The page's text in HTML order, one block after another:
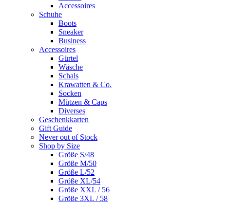
Accessoires
Schuhe
Boots
Sneaker
Business
Accessoires
Gürtel
Wäsche
Schals
Krawatten & Co.
Socken
Mützen & Caps
Diverses
Geschenkkarten
Gift Guide
Never out of Stock
Shop by Size
Größe S/48
Größe M/50
Größe L/52
Größe XL/54
Größe XXL / 56
Größe 3XL / 58